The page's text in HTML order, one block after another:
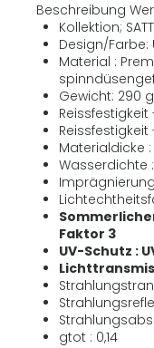
Beschreibung
Kollektion;
Design/Farbe:
Material :
Gewicht: 290
Materialdicke
Wasserdichte
Faktor 3
UV-Schutz :
gtot : 0,14